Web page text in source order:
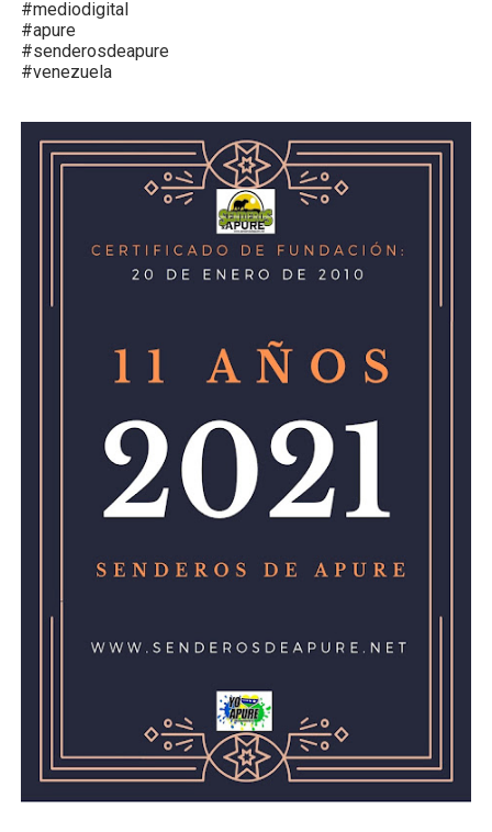
#mediodigital
#apure
#senderosdeapure
#venezuela